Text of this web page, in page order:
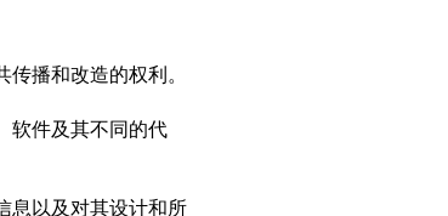
传播和改造的权利。
软件及其不同的代
息以及对其设计和所